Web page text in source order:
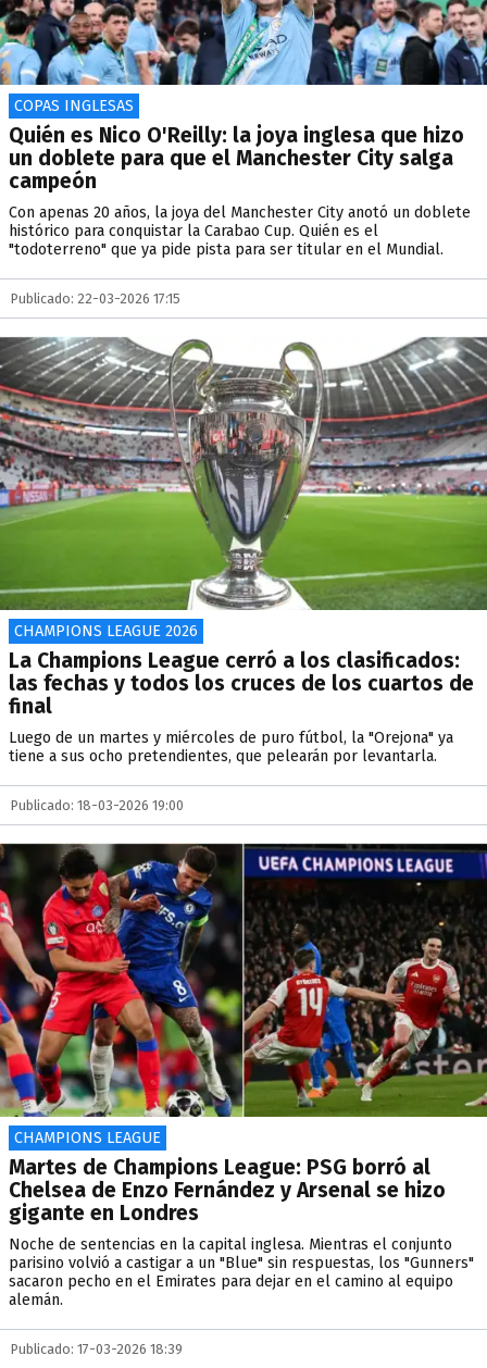
COPAS INGLESAS
Quién es Nico O'Reilly: la joya inglesa que hizo
un doblete para que el Manchester City salga
campeón
Con apenas 20 años, la joya del Manchester City anotó un doblete
histórico para conquistar la Carabao Cup. Quién es el
"todoterreno" que ya pide pista para ser titular en el Mundial.
Publicado: 22-03-2026 17:15
CHAMPIONS LEAGUE 2026
La Champions League cerró a los clasificados:
las fechas y todos los cruces de los cuartos de
final
Luego de un martes y miércoles de puro fútbol, la "Orejona" ya
tiene a sus ocho pretendientes, que pelearán por levantarla.
Publicado: 18-03-2026 19:00
CHAMPIONS LEAGUE
Martes de Champions League: PSG borró al
Chelsea de Enzo Fernández y Arsenal se hizo
gigante en Londres
Noche de sentencias en la capital inglesa. Mientras el conjunto
parisino volvió a castigar a un "Blue" sin respuestas, los "Gunners"
sacaron pecho en el Emirates para dejar en el camino al equipo
alemán.
Publicado: 17-03-2026 18:39